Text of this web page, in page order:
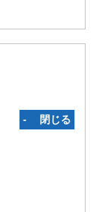
‐ 閉じる